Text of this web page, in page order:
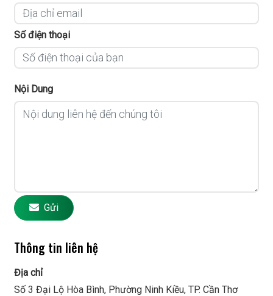
Số điện thoại
Nội Dung
Gửi
Thông tin liên hệ
Địa chỉ
Số 3 Đại Lộ Hòa Bình, Phường Ninh Kiều, TP. Cần Thơ